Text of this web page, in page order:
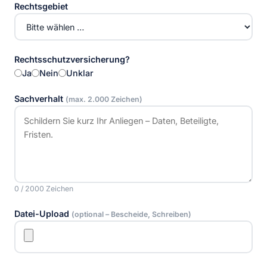
Rechtsgebiet
Rechtsschutzversicherung?
Ja
Nein Unklar
Sachverhalt (max. 2.000 Zeichen)
0 / 2000 Zeichen
Datei-Upload (optional – Bescheide, Schreiben)